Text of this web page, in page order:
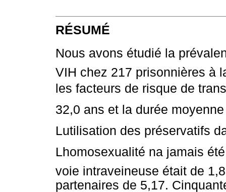
RÉSUMÉ
Nous avons étudié la
VIH chez 217 prisonnières à
les facteurs de risque de
32,0 ans et la durée
Lutilisation des préservatifs
Lhomosexualité na jamais
voie intraveineuse était de
partenaires de 5,17.